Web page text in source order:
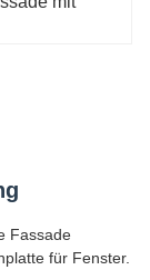
Fassade
für Fenster.